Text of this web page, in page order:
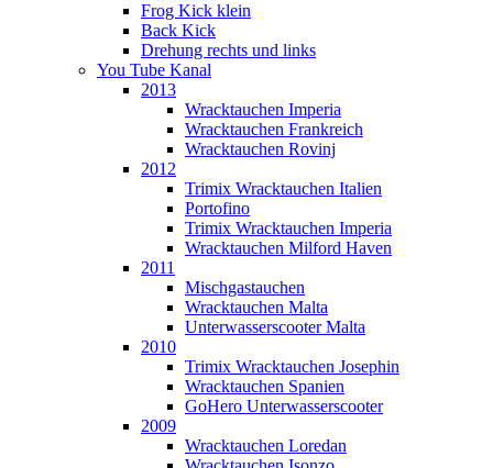
Frog Kick klein
Back Kick
Drehung rechts und links
You Tube Kanal
2013
Wracktauchen Imperia
Wracktauchen Frankreich
Wracktauchen Rovinj
2012
Trimix Wracktauchen Italien
Portofino
Trimix Wracktauchen Imperia
Wracktauchen Milford Haven
2011
Mischgastauchen
Wracktauchen Malta
Unterwasserscooter Malta
2010
Trimix Wracktauchen Josephin
Wracktauchen Spanien
GoHero Unterwasserscooter
2009
Wracktauchen Loredan